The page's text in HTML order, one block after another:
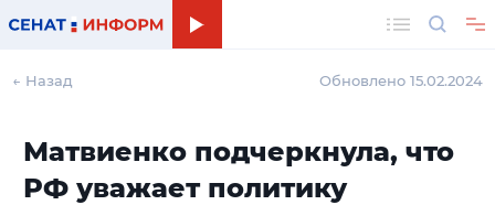
← Назад Обновлено 15.02.2024
Матвиенко подчеркнула, что
РФ уважает политику